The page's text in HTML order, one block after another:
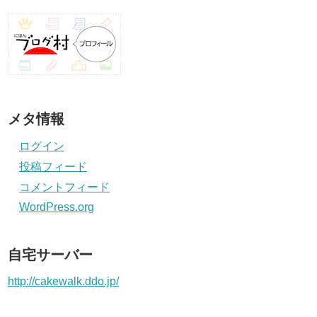
メタ情報
ログイン
投稿フィード
コメントフィード
WordPress.org
自宅サーバー
http://cakewalk.ddo.jp/